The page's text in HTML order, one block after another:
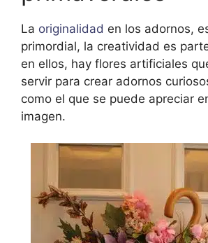
La originalidad en los adornos,
primordial, la creatividad es
en ellos, hay flores artificiales
servir para crear adornos
como el que se puede apreciar
imagen.